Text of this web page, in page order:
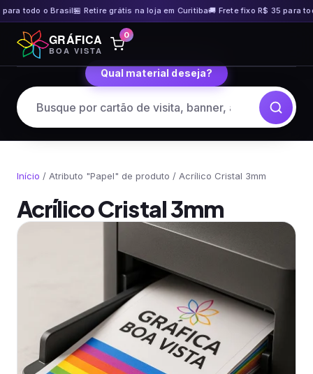
todo o Brasil🏪 Retire grátis na loja em Curitiba🚚 Frete fixo R$ 35 para todo
Pular
para
o
GRÁFICA
BOA VISTA
0
Qual material deseja?
Início / Atributo "Papel" de produto / Acrílico Cristal 3mm
Acrílico Cristal 3mm